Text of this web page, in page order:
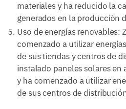
materiales y ha reducido la
generados en la producción
Uso de energías renovables:
comenzado a utilizar
de sus tiendas y centros de
instalado paneles solares en
y ha comenzado a utilizar
de sus centros de